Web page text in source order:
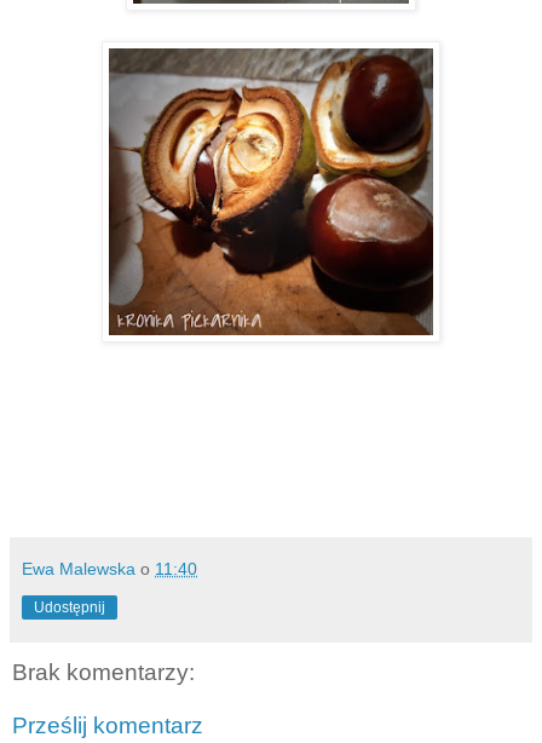
Ewa Malewska o 11:40
Udostępnij
Brak komentarzy:
Prześlij komentarz